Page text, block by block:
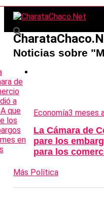
Noticias sobre
Economía3 meses
La Cámara de
pare los
para los
Más Política